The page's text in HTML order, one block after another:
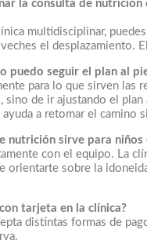
la consulta de nutrición
multidisciplinar,
el desplazamiento.
puedo seguir el plan al
para lo que sirven las
sino de ir ajustando el plan
a retomar el camino
nutrición sirve para niños
con el equipo. La
orientarte sobre la
tarjeta en la clínica?
distintas formas de